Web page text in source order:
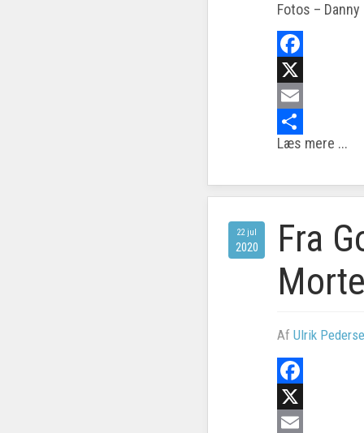
Fotos –
Facebook
X
Email
Share
Læs mere ...
22 jul
2020
Fra
AfUlrik
Facebook
X